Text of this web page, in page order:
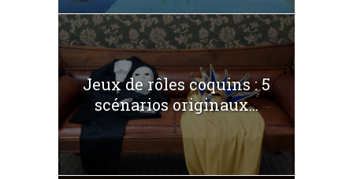
Jeux de rôles coquins : 5
scénarios originaux...